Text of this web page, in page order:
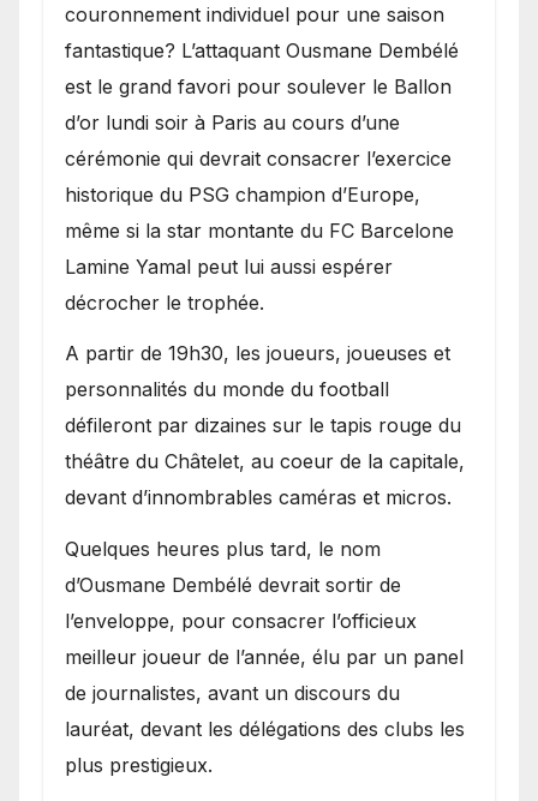
couronnement individuel pour une saison
fantastique? L’attaquant Ousmane Dembélé
est le grand favori pour soulever le Ballon
d’or lundi soir à Paris au cours d’une
cérémonie qui devrait consacrer l’exercice
historique du PSG champion d’Europe,
même si la star montante du FC Barcelone
Lamine Yamal peut lui aussi espérer
décrocher le trophée.
A partir de 19h30, les joueurs, joueuses et
personnalités du monde du football
défileront par dizaines sur le tapis rouge du
théâtre du Châtelet, au coeur de la capitale,
devant d’innombrables caméras et micros.
Quelques heures plus tard, le nom
d’Ousmane Dembélé devrait sortir de
l’enveloppe, pour consacrer l’officieux
meilleur joueur de l’année, élu par un panel
de journalistes, avant un discours du
lauréat, devant les délégations des clubs les
plus prestigieux.